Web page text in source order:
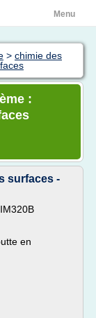
Menu
> chimie des
:
surfaces -
en